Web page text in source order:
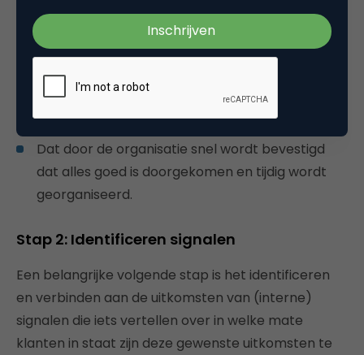
het wel of niet mee kan,
Dat ze in zo min mogelijk handelingen alles
kunnen doorgeven,
Dat, als er onverhoopt iets tussenkomt, ze de
volgende dag kunnen verdergaan waar ze
Dat door de organisatie snel wordt bevestigd
dat alles goed is doorgekomen en tijdig wordt
georganiseerd.
Stap 2: Identificeren signalen
Een belangrijke volgende stap is het identificeren
en verbinden aan de uitkomsten van (interne)
signalen die iets vertellen over in welke mate
klanten in staat zijn deze gewenste uitkomsten te